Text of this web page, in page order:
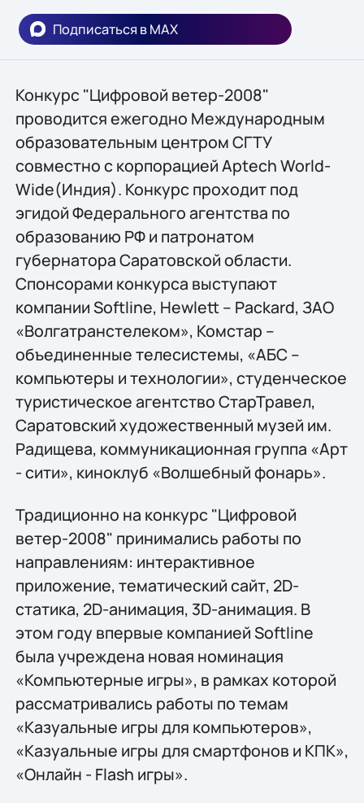
Подписаться в MAX
Конкурс "Цифровой ветер-2008"
проводится ежегодно Международным
образовательным центром СГТУ
совместно с корпорацией Aptech World-
Wide(Индия). Конкурс проходит под
эгидой Федерального агентства по
образованию РФ и патронатом
губернатора Саратовской области.
Спонсорами конкурса выступают
компании Softline, Hewlett – Packard, ЗАО
«Волгатранстелеком», Комстар –
объединенные телесистемы, «АБС –
компьютеры и технологии», студенческое
туристическое агентство СтарТравел,
Саратовский художественный музей им.
Радищева, коммуникационная группа «Арт
- сити», киноклуб «Волшебный фонарь».
Традиционно на конкурс "Цифровой
ветер-2008" принимались работы по
направлениям: интерактивное
приложение, тематический сайт, 2D-
статика, 2D-анимация, 3D-анимация. В
этом году впервые компанией Softline
была учреждена новая номинация
«Компьютерные игры», в рамках которой
рассматривались работы по темам
«Казуальные игры для компьютеров»,
«Казуальные игры для смартфонов и КПК»,
«Онлайн - Flash игры».